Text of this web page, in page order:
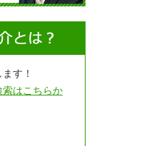
す！
はこちらか